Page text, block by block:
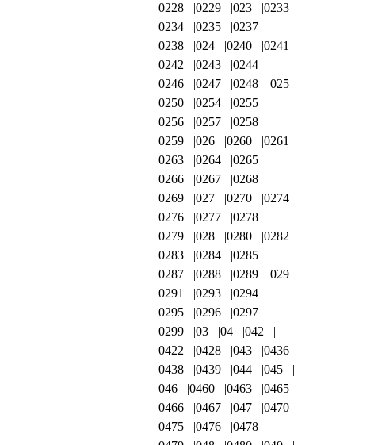
0228
0229 023
0233
0234
0235
0237
0238
024 0240
0241
0242
0243
0244
0246
0247 0248
025
0250
0254
0255
0256
0257
0258
0259
026 0260
0261
0263
0264
0265
0266
0267
0268
0269
027 0270
0274
0276
0277
0278
0279
028 0280
0282
0283
0284
0285
0287
0288 0289
029
0291
0293
0294
0295
0296
0297
0299
03 04
042
0422
0428 043
0436
0438
0439 044
045
046
0460 0463
0465
0466
0467 047
0470
0475
0476
0478